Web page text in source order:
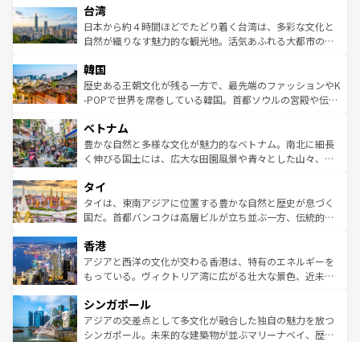
ならではの贅沢な旅のスタイルだ。 なお、新着のアメリカ
情報はコンテンツ一覧を参照してほしい。
れるおもてなしの心で訪れる人々を迎えてくれるハワイの
人々、おいしいローカルフードやハワイアンミュージッ
ク、伝統的なフラダンスなど、すべてがハワイの魅力を彩
ワイを、存分に味わってほしい。 なお、新着のハワイ情報
はコンテンツ一覧を参照してほしい。
リアリーフや大陸中央部にそびえるウルル（エアーズロッ
ク）、タスマニアの美しい原生林やケアンズの熱帯雨林な
ど、見どころがたくさん。また、カフェやワイン、オージ
いる。アクティビティも充実しており、サーフィンやダイ
ビング、ハイキングなど、アウトドア好きにはたまらな
い。オーストラリアの多彩な魅力を存分に味わいつくそ
参照してほしい。
台湾
日本から約４時間ほどでたどり着く台湾は、多彩な文化と
自然が織りなす魅力的な観光地。活気あふれる大都市の台
ン）、静ひつな山岳地帯である台湾東部など、都市の喧騒
と山間の静けさが共存しており、訪れる人に新しい発見と
驚きをもたらしてくれる。また、奥深い台湾の食文化も魅
容にもいいと評判のスイーツなど、バラエティ豊かな料理
が味わえる。 なお、新着の台湾情報は コンテンツ一覧を参
照してほしい。
韓国
歴史ある王朝文化が残る一方で、最先端のファッションやK
-POPで世界を席巻している韓国。首都ソウルの宮殿や伝統
き、地方に足を延ばせば四季折々の自然美を楽しむことが
できる。そして、キムチや焼肉、絶品のストリートフード
まで、さまざまな韓国料理が待っている。夜には、韓国な
リティに包まれながら、韓国の多彩な魅力を心ゆくまで味
わってみてほしい。 なお、新着の韓国情報はコンテンツ一
覧を参照してほしい。
ベトナム
豊かな自然と多様な文化が魅力的なベトナム。南北に細長
く伸びる国土には、広大な田園風景や青々とした山々、世
急速な発展と共に伝統が息づく。ハノイの古い町並みやホ
ーチミン市のフランス統治時代の建物も、独特の雰囲気を
醸し出している。また、バラエティの豊かさとおいしさで
とつ。フォーやバインミー、ベトナムコーヒーなどは、ぜ
ひ現地で味わいたい。どの地域を訪れてもあたたかい人々
が旅行者を迎えてくれるので、きっと忘れられない旅にな
参照してほしい。
タイ
タイは、東南アジアに位置する豊かな自然と歴史が息づく
国だ。首都バンコクは高層ビルが立ち並ぶ一方、伝統的な
の活気が交差している。北部ではチェンマイなどの山岳地
帯で自然と触れ合い、南部ではプーケットやクラビの美し
いビーチでリゾート気分を楽しむことができる。タイ料理
激する。気候は一年中温暖で、どの季節にも異なる楽しみ
が待っている。親しみやすいタイの人々、仏教を中心とし
た文化、そして多様な観光資源が、訪れる旅人を魅了し続
香港
アジアと西洋の文化が交わる香港は、特有のエネルギーを
もっている。ヴィクトリア湾に広がる壮大な景色、近未来
み、どこを訪れても感動するはず。観光スポットが密集し
ており、効率よく見どころを回れるのも魅力。息をのむよ
うな絶景から文化的な体験まで、香港を存分に楽しみ尽く
シンガポール
アジアの交差点として多文化が融合した独自の魅力を放つ
シンガポール。未来的な建築物が並ぶマリーナベイ、歴史